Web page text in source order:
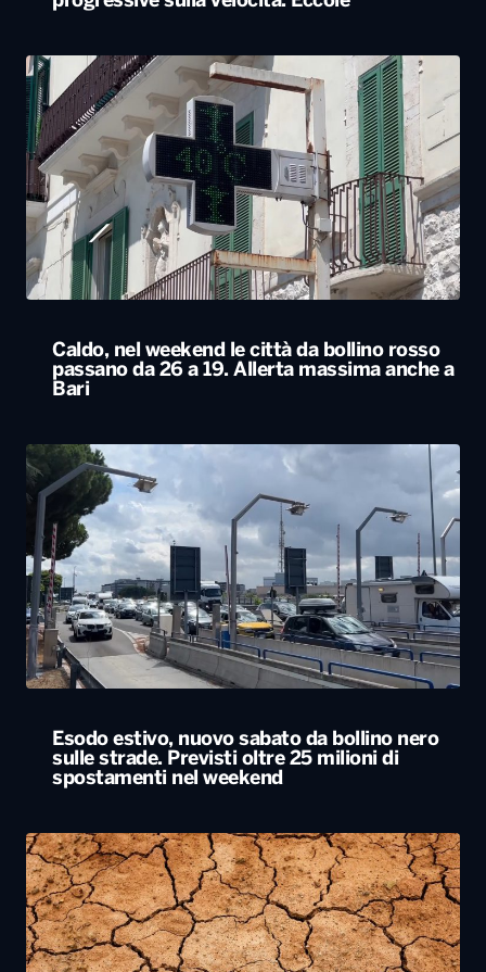
Caldo, nel weekend le città da bollino rosso
passano da 26 a 19. Allerta massima anche a
Bari
Esodo estivo, nuovo sabato da bollino nero
sulle strade. Previsti oltre 25 milioni di
spostamenti nel weekend